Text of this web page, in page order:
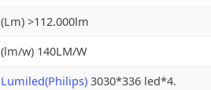
(Lm) >112.000lm
(lm/w) 140LM/W
Lumiled(Philips)3030*336 led*4.